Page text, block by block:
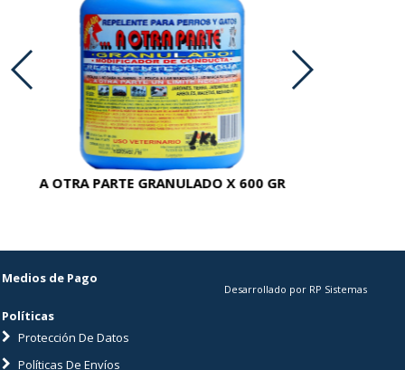
A OTRA PARTE GRANULADO X 600 GR
Medios de Pago
Políticas
Protección De Datos
Políticas De Envíos
Desarrollado por RP Sistemas